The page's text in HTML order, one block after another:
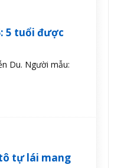
5 tuổi được
Du. Người mẫu:
tự lái mang